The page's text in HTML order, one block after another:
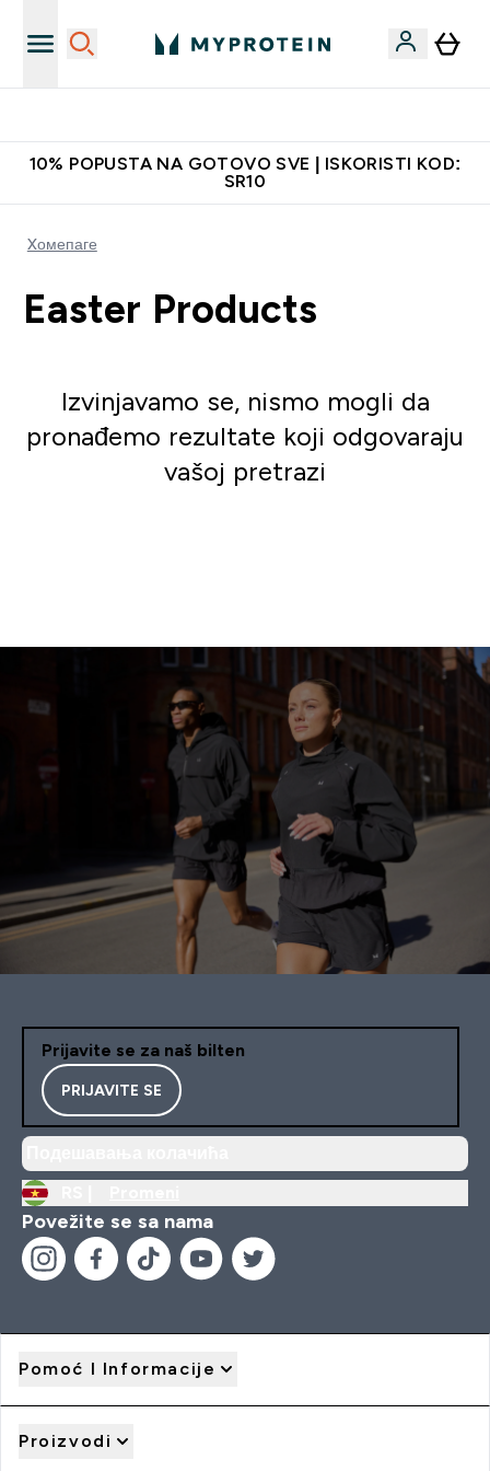
10% POPUSTA NA GOTOVO SVE | ISKORISTI KOD:
SR10
Xомепаге
Easter Products
Izvinjavamo se, nismo mogli da
pronađemo rezultate koji odgovaraju
vašoj pretrazi
Prijavite se za naš bilten
PRIJAVITE SE
Povežite se sa nama
Pomoć I Informacije
Proizvodi